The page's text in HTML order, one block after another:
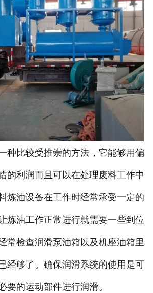
比较受推崇的方法，它能够用偏
的利润而且可以在处理废料工作中
炼油设备在工作时经常承受一定的
炼油工作正常进行就需要一些到位
常检查润滑泵油箱以及机座油箱里
经够了。确保润滑系统的使用是可
要的运动部件进行润滑。